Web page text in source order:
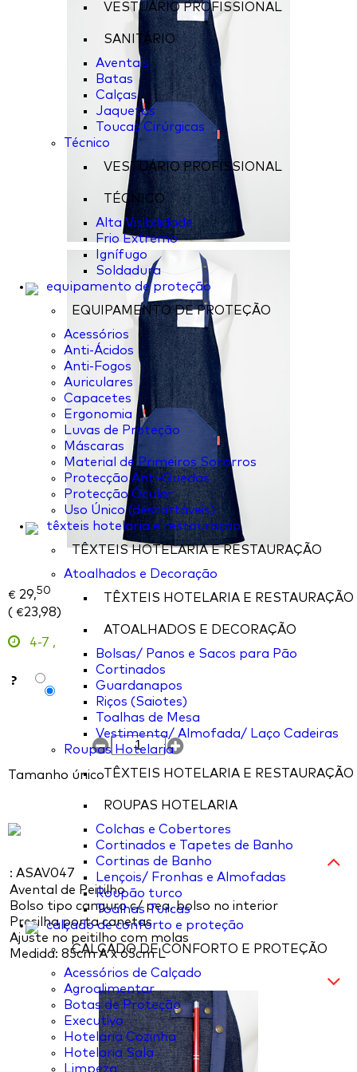
VESTUÁRIO PROFISSIONAL
SANITÁRIO
Aventais
Batas
Calças
Jaquetas
Toucas Cirúrgicas
Técnico
VESTUÁRIO PROFISSIONAL
TÉCNICO
Alta Visibilidade
Frio Extremo
Ignífugo
Soldadura
equipamento de proteção
EQUIPAMENTO DE PROTEÇÃO
Acessórios
Anti-Ácidos
Anti-Fogos
Auriculares
Capacetes
Ergonomia
Luvas de Proteção
Máscaras
Material de Primeiros Socorros
Protecção Anti-Quedas
Protecção Ócular
Uso Único (descartáveis)
têxteis hotelaria e restauração
TÊXTEIS HOTELARIA E RESTAURAÇÃO
Atoalhados e Decoração
TÊXTEIS HOTELARIA E RESTAURAÇÃO
ATOALHADOS E DECORAÇÃO
Bolsas/ Panos e Sacos para Pão
Cortinados
Guardanapos
Riços (Saiotes)
Toalhas de Mesa
Vestimenta/ Almofada/ Laço Cadeiras
Roupas Hotelaria
TÊXTEIS HOTELARIA E RESTAURAÇÃO
ROUPAS HOTELARIA
Colchas e Cobertores
Cortinados e Tapetes de Banho
Cortinas de Banho
Lençois/ Fronhas e Almofadas
Roupão turco
Toalhas Turcas
calçado de conforto e proteção
CALÇADO DE CONFORTO E PROTEÇÃO
Acessórios de Calçado
Agroalimentar
Botas de Proteção
Executivo
Hotelaria Cozinha
Hotelaria Sala
Limpeza
€ 29,50
( €23,98)
4-7 ,
?
Tamanho único
: ASAV047
Avental de Peitilho
Bolso tipo canguro c/ peq. bolso no interior
Presilha porta canetas
Ajuste no peitilho com molas
Medida: 85cm A x 65cm L